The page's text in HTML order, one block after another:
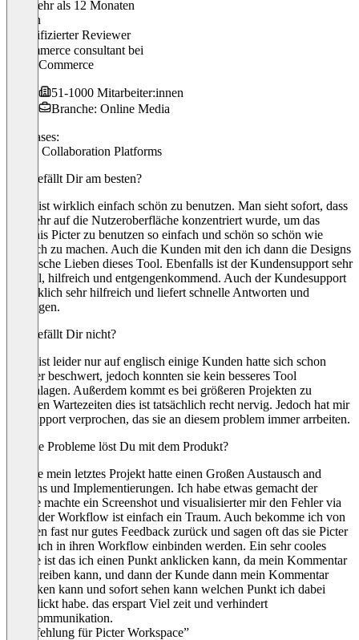
Vor mehr als 12 Monaten
Steven
Verifizierter Reviewer
E-commerce consultant bei
Finc3 Commerce
51-1000 Mitarbeiter:innen
Branche: Online Media
Use cases:
Visual Collaboration Platforms
Was gefällt Dir am besten?
Picter ist wirklich einfach schön zu benutzen. Man sieht sofort, dass
sich sehr auf die Nutzeroberfläche konzentriert wurde, um das
Erlebnis Picter zu benutzen so einfach und schön so schön wie
möglich zu machen. Auch die Kunden mit den ich dann die Designs
austausche Lieben dieses Tool. Ebenfalls ist der Kundensupport sehr
schnell, hilfreich und entgengenkommend. Auch der Kundesupport
ist wirklich sehr hilfreich und liefert schnelle Antworten und
Lösungen.
Was gefällt Dir nicht?
Picter ist leider nur auf englisch einige Kunden hatte sich schon
darüber beschwert, jedoch konnten sie kein besseres Tool
vorschlagen. Außerdem kommt es bei größeren Projekten zu
längeren Wartezeiten dies ist tatsächlich recht nervig. Jedoch hat mir
der Support verprochen, das sie an diesem problem immer arrbeiten.
Welche Probleme löst Du mit dem Produkt?
Gerade mein letztes Projekt hatte einen Großen Austausch and
Designs und Implementierungen. Ich habe etwas gemacht der
Kunde machte ein Screenshot und visualisierter mir den Fehler via
Picter der Workflow ist einfach ein Traum. Auch bekomme ich von
Kunden fast nur gutes Feedback zurück und sagen oft das sie Picter
nun auch in ihren Workflow einbinden werden. Ein sehr cooles
feature ist das ich einen Punkt anklicken kann, da mein Kommentar
hinschreiben kann, und dann der Kunde dann mein Kommentar
anklicken kann und sofort sehen kann welchen Punkt ich dabei
angeklickt habe. das erspart Viel zeit und verhindert
Misskommunikation.
“Empfehlung für Picter Workspace”